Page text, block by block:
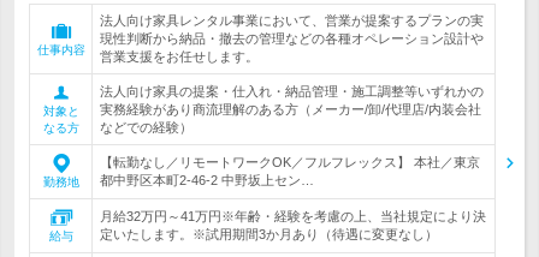
仕事内容
法人向け家具レンタル事業において、営業が提案するプランの実
現性判断から納品・撤去の管理などの各種オペレーション設計や
営業支援をお任せします。
対象と
なる方
法人向け家具の提案・仕入れ・納品管理・施工調整等いずれかの
実務経験があり商流理解のある方（メーカー/卸/代理店/内装会社
などでの経験）
勤務地
【転勤なし／リモートワークOK／フルフレックス】 本社／東京
都中野区本町2-46-2 中野坂上セン…
給与
月給32万円～41万円※年齢・経験を考慮の上、当社規定により決
定いたします。※試用期間3か月あり（待遇に変更なし）